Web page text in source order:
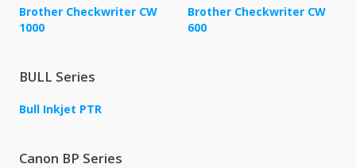
Brother Checkwriter CW
1000
Brother Checkwriter CW
600
BULL Series
Bull Inkjet PTR
Canon BP Series